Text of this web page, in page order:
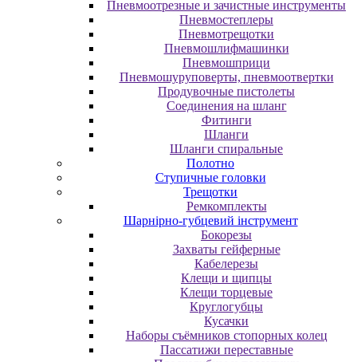
Пневмоотрезные и зачистные инструменты
Пневмостеплеры
Пневмотрещотки
Пневмошлифмашинки
Пневмошприци
Пневмошуруповерты, пневмоотвертки
Продувочные пистолеты
Соединения на шланг
Фитинги
Шланги
Шланги спиральные
Полотно
Ступичные головки
Трещотки
Ремкомплекты
Шарнірно-губцевий інструмент
Бокорезы
Захваты гейферные
Кабелерезы
Клещи и щипцы
Клещи торцевые
Круглогубцы
Кусачки
Наборы съёмников стопорных колец
Пассатижи переставные